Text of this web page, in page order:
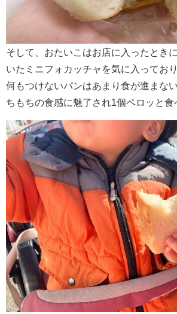
そして、おたいこはお店に入ったとき
いたミニフォカッチャを気に入っており
何もつけないパンはあまり食が進まな
ちもちの食感に魅了され1個ペロッと食